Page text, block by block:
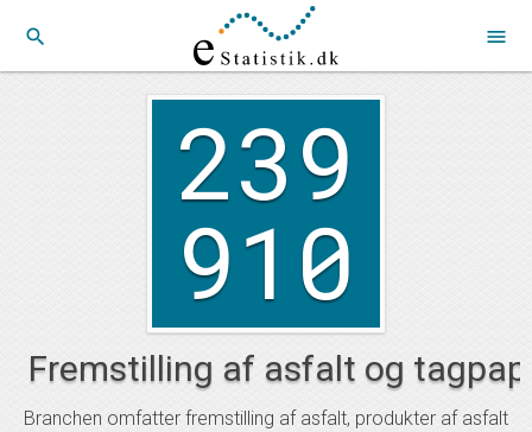
search menu
239
910
Fremstilling af asfalt og tagpap
Branchen omfatter fremstilling af asfalt, produkter af asfalt